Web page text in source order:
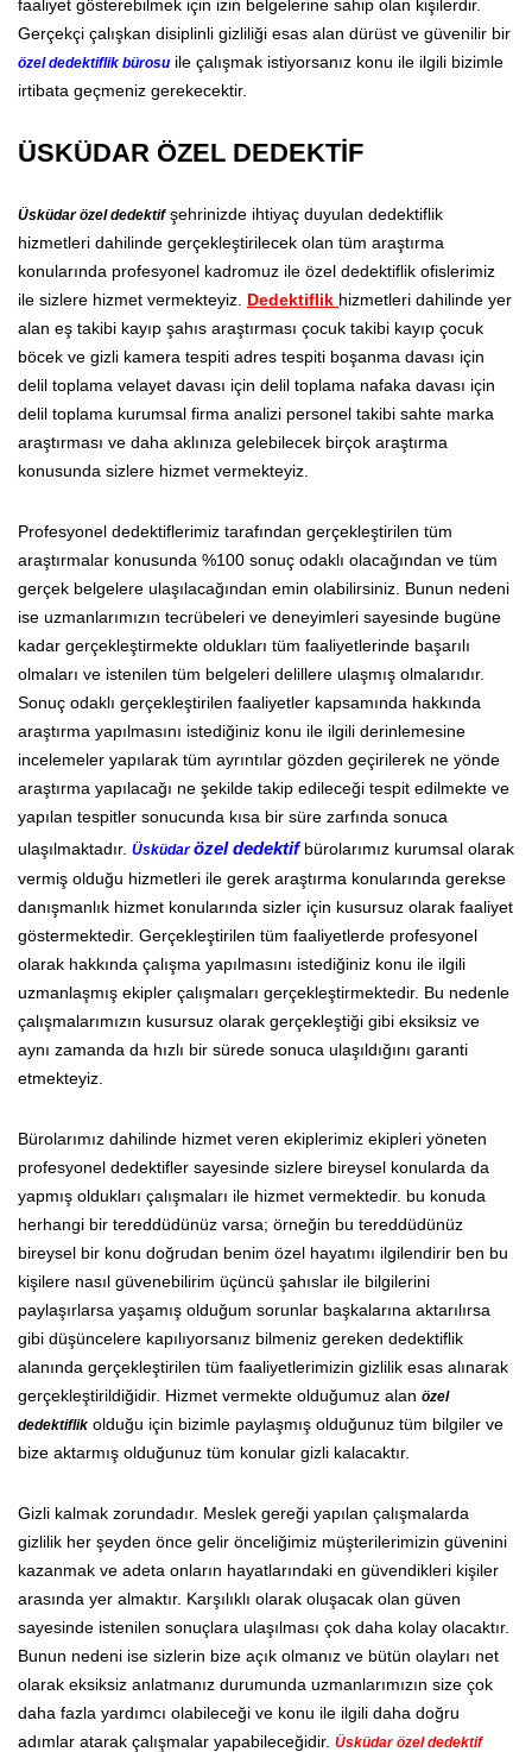
faaliyet gösterebilmek için izin belgelerine sahip olan kişilerdir.
Gerçekçi çalışkan disiplinli gizliliği esas alan dürüst ve güvenilir bir
özel dedektiflik bürosu ile çalışmak istiyorsanız konu ile ilgili bizimle
irtibata geçmeniz gerekecektir.
ÜSKÜDAR ÖZEL DEDEKTİF
Üsküdar özel dedektifşehrinizde ihtiyaç duyulan dedektiflik
hizmetleri dahilinde gerçekleştirilecek olan tüm araştırma
konularında profesyonel kadromuz ile özel dedektiflik ofislerimiz
ile sizlere hizmet vermekteyiz. Dedektiflik hizmetleri dahilinde yer
alan eş takibi kayıp şahıs araştırması çocuk takibi kayıp çocuk
böcek ve gizli kamera tespiti adres tespiti boşanma davası için
delil toplama velayet davası için delil toplama nafaka davası için
delil toplama kurumsal firma analizi personel takibi sahte marka
araştırması ve daha aklınıza gelebilecek birçok araştırma
konusunda sizlere hizmet vermekteyiz.
Profesyonel dedektiflerimiz tarafından gerçekleştirilen tüm
araştırmalar konusunda %100 sonuç odaklı olacağından ve tüm
gerçek belgelere ulaşılacağından emin olabilirsiniz. Bunun nedeni
ise uzmanlarımızın tecrübeleri ve deneyimleri sayesinde bugüne
kadar gerçekleştirmekte oldukları tüm faaliyetlerinde başarılı
olmaları ve istenilen tüm belgeleri delillere ulaşmış olmalarıdır.
Sonuç odaklı gerçekleştirilen faaliyetler kapsamında hakkında
araştırma yapılmasını istediğiniz konu ile ilgili derinlemesine
incelemeler yapılarak tüm ayrıntılar gözden geçirilerek ne yönde
araştırma yapılacağı ne şekilde takip edileceği tespit edilmekte ve
yapılan tespitler sonucunda kısa bir süre zarfında sonuca
ulaşılmaktadır. Üsküdarözel dedektifbürolarımız kurumsal olarak
vermiş olduğu hizmetleri ile gerek araştırma konularında gerekse
danışmanlık hizmet konularında sizler için kusursuz olarak faaliyet
göstermektedir. Gerçekleştirilen tüm faaliyetlerde profesyonel
olarak hakkında çalışma yapılmasını istediğiniz konu ile ilgili
uzmanlaşmış ekipler çalışmaları gerçekleştirmektedir. Bu nedenle
çalışmalarımızın kusursuz olarak gerçekleştiği gibi eksiksiz ve
aynı zamanda da hızlı bir sürede sonuca ulaşıldığını garanti
etmekteyiz.
Bürolarımız dahilinde hizmet veren ekiplerimiz ekipleri yöneten
profesyonel dedektifler sayesinde sizlere bireysel konularda da
yapmış oldukları çalışmaları ile hizmet vermektedir. bu konuda
herhangi bir tereddüdünüz varsa; örneğin bu tereddüdünüz
bireysel bir konu doğrudan benim özel hayatımı ilgilendirir ben bu
kişilere nasıl güvenebilirim üçüncü şahıslar ile bilgilerini
paylaşırlarsa yaşamış olduğum sorunlar başkalarına aktarılırsa
gibi düşüncelere kapılıyorsanız bilmeniz gereken dedektiflik
alanında gerçekleştirilen tüm faaliyetlerimizin gizlilik esas alınarak
gerçekleştirildiğidir. Hizmet vermekte olduğumuz alan özel
dedektiflik olduğu için bizimle paylaşmış olduğunuz tüm bilgiler ve
bize aktarmış olduğunuz tüm konular gizli kalacaktır.
Gizli kalmak zorundadır. Meslek gereği yapılan çalışmalarda
gizlilik her şeyden önce gelir önceliğimiz müşterilerimizin güvenini
kazanmak ve adeta onların hayatlarındaki en güvendikleri kişiler
arasında yer almaktır. Karşılıklı olarak oluşacak olan güven
sayesinde istenilen sonuçlara ulaşılması çok daha kolay olacaktır.
Bunun nedeni ise sizlerin bize açık olmanız ve bütün olayları net
olarak eksiksiz anlatmanız durumunda uzmanlarımızın size çok
daha fazla yardımcı olabileceği ve konu ile ilgili daha doğru
adımlar atarak çalışmalar yapabileceğidir. Üsküdar özel dedektif